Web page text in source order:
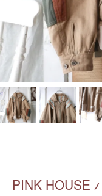
PINK HOUSE